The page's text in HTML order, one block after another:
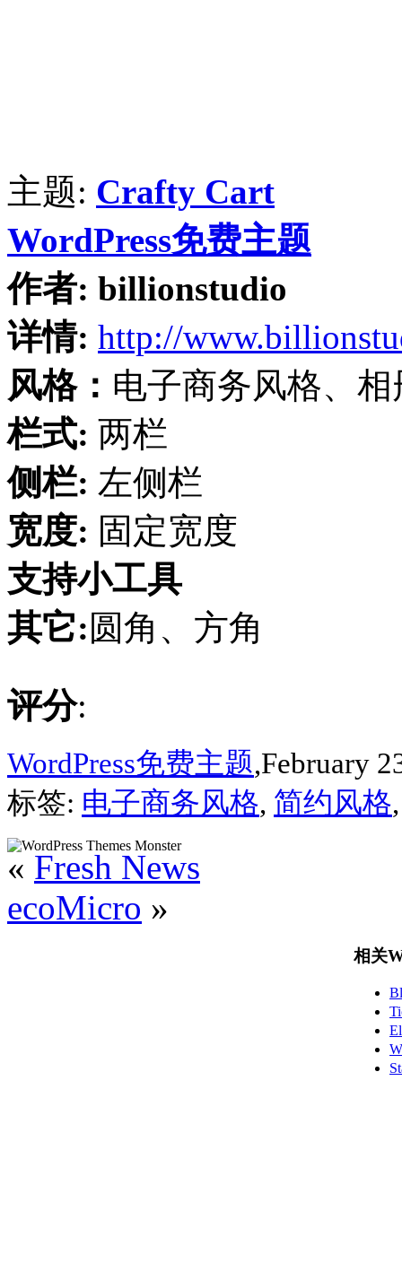
主题: Crafty Cart
WordPress免费主题
作者: billionstudio
详情: http://
风格： 电子商务风格、
栏式: 两栏
侧栏: 左侧栏
宽度: 固定宽度
支持小工具
其它:圆角、方角
评分:
WordPress免费主题,February
标签: 电子商务风格, 简约风格
« Fresh News
ecoMicro »
相关